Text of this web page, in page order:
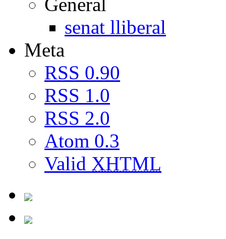
senat lliberal
Meta
RSS 0.90
RSS 1.0
RSS 2.0
Atom 0.3
Valid XHTML